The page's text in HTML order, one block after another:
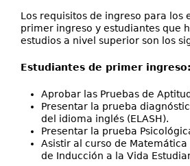
Los requisitos de ingreso para los
primer ingreso y estudiantes que
estudios a nivel superior son los
Estudiantes de primer ingreso:
Aprobar las Pruebas de
Presentar la prueba
del idioma inglés (ELASH).
Presentar la prueba
Asistir al curso de
de Inducción a la Vida